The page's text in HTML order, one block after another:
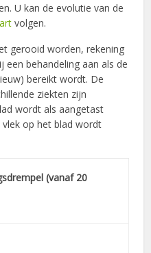
U kan de evolutie van de
volgen.
gerooid worden, rekening
behandeling aan als de
bereikt wordt. De
ziekten zijn
wordt als aangetast
op het blad wordt
(vanaf 20